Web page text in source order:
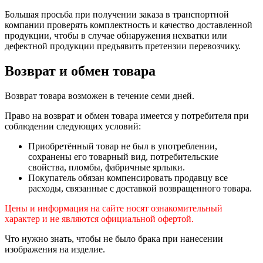
Большая просьба при получении заказа в транспортной
компании проверять комплектность и качество доставленной
продукции, чтобы в случае обнаружения нехватки или
дефектной продукции предъявить претензии перевозчику.
Возврат и обмен товара
Возврат товара возможен в течение семи дней.
Право на возврат и обмен товара имеется у потребителя при
соблюдении следующих условий:
Приобретённый товар не был в употреблении,
сохранены его товарный вид, потребительские
свойства, пломбы, фабричные ярлыки.
Покупатель обязан компенсировать продавцу все
расходы, связанные с доставкой возвращенного товара.
Цены и информация на сайте носят ознакомительный
характер и не являются официальной офертой.
Что нужно знать, чтобы не было брака при нанесении
изображения на изделие.